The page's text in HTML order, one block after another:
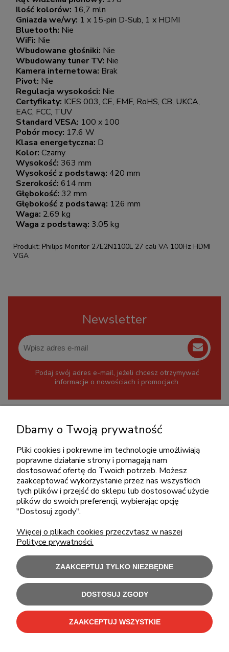
Ilość kolorów: 16,7 mln
Gniazda we/wy: 1 x 15-pin D-Sub, 1 x HDMI
Bluetooth: Nie
WiFi: Nie
Wbudowane głośniki: Nie
Wbudowany tuner TV: Nie
Kamera internetowa: Brak
Pivot: Nie
Regulacja wysokości: Nie
Certyfikaty: ICES 003, CE, EMF, RoHS, CB, UKCA,
EAC, FCC, TUV
Standard VESA: 100 x 100
Pobór mocy: 17.6 W
Klasa energetyczna: D
Kolor: Czarny
Wysokość: 363 mm
Wysokość z podstawą: 420 mm
Szerokość: 614 mm
Głębokość: 32 mm
Głębokość z podstawą: 126 mm
Waga: 2.69 kg
Waga z podstawą: 3.05 kg
Produkt: Philips Monitor 27E2N1100L 27 cali VA 100Hz HDMI
VGA
Newsletter
Podaj swój adres e-mail, jeżeli chcesz otrzymywać
informacje o nowościach i promocjach.
+48 717345566
pon.-piąt.: 08:00-16:00
sklep@cebit.pl
ZAKUPY
POMOC
MOJE KONTO
INFORMACJE
Użytkowanie sklepu oznacza zgodę na wykorzystywanie plików cookies.
Dbamy o Twoją prywatność
Pliki cookies i pokrewne im technologie umożliwiają
poprawne działanie strony i pomagają nam
dostosować ofertę do Twoich potrzeb. Możesz
zaakceptować wykorzystanie przez nas wszystkich
tych plików i przejść do sklepu lub dostosować użycie
plików do swoich preferencji, wybierając opcję
"Dostosuj zgody".
Więcej o plikach cookies przeczytasz w naszej
Polityce prywatności.
ZAAKCEPTUJ TYLKO NIEZBĘDNE
DOSTOSUJ ZGODY
ZAAKCEPTUJ WSZYSTKIE